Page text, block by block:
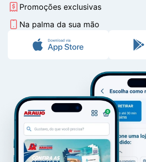
Promoções exclusivas
Na palma da sua mão